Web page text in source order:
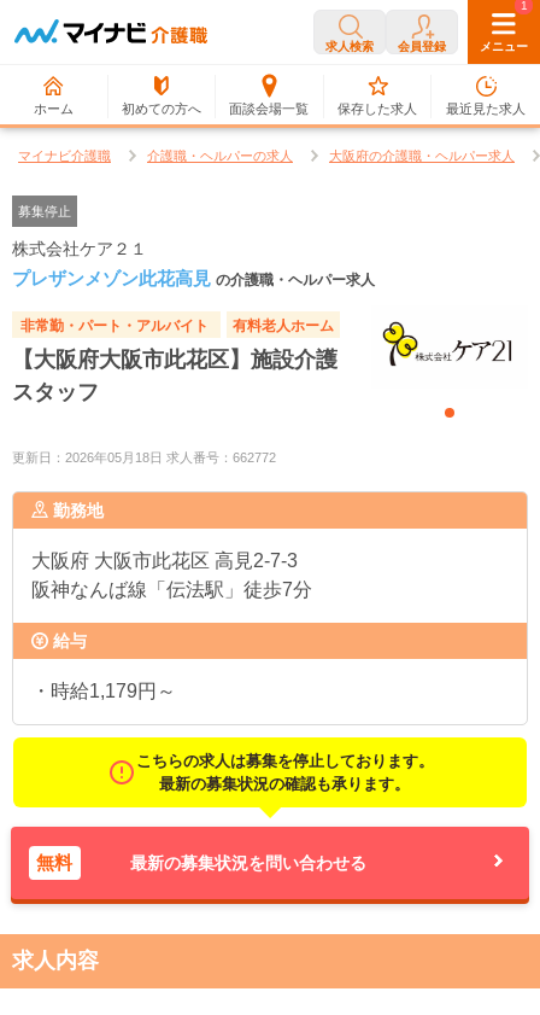
求人検索 会員登録 メニュー
ホーム 初めての方へ 面談会場一覧
0
保存した求人
1
最近見た求人
マイナビ介護職 介護職・ヘルパーの求人 大阪府の介護職・ヘルパー求人
募集停止
株式会社ケア２１
プレザンメゾン此花高見 の介護職・ヘルパー求人
非常勤・パート・アルバイト 有料老人ホーム
【大阪府大阪市此花区】施設介護
スタッフ
更新日：2026年05月18日 求人番号：662772
勤務地
大阪府 大阪市此花区 高見2-7-3
阪神なんば線「伝法駅」徒歩7分
給与
・時給1,179円～
こちらの求人は募集を停止しております。
最新の募集状況の確認も承ります。
無料 最新の募集状況を問い合わせる
求人内容